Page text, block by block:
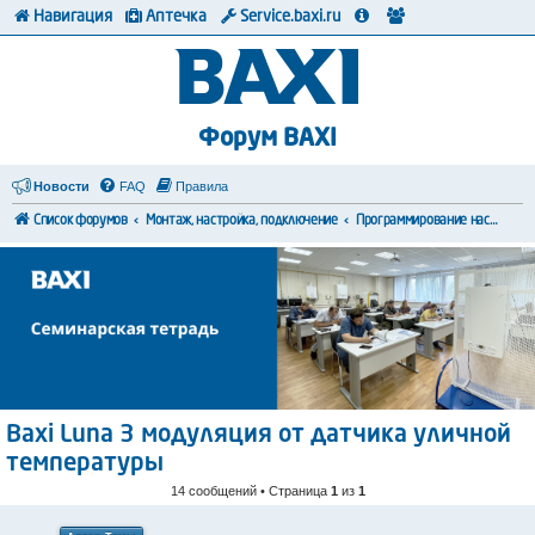
Форум BAXI
Новости FAQ Правила
Список форумов Монтаж, настройка, подключение Программирование настроек
Baxi Luna 3 модуляция от датчика уличной
температуры
14 сообщений • Страница 1 из 1
Навигация Аптечка Service.baxi.ru